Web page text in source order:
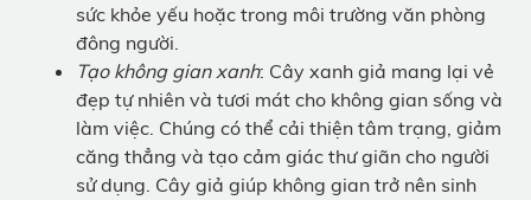
sức khỏe yếu hoặc trong môi trường văn phòng
đông người.
Tạo không gian xanh: Cây xanh giả mang lại vẻ
đẹp tự nhiên và tươi mát cho không gian sống và
làm việc. Chúng có thể cải thiện tâm trạng, giảm
căng thẳng và tạo cảm giác thư giãn cho người
sử dụng. Cây giả giúp không gian trở nên sinh